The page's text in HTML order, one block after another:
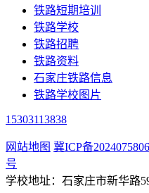
铁路短期培训
铁路学校
铁路招聘
铁路资料
石家庄铁路信息
铁路学校图片
15303113838
网站地图 冀ICP备
号
学校地址：石家庄市新华路